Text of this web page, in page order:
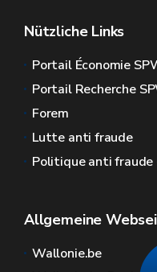
Nützliche Links
Portail Économie
Portail Recherche
Forem
Lutte anti fraude
Politique anti fraude
Allgemeine
Wallonie.be